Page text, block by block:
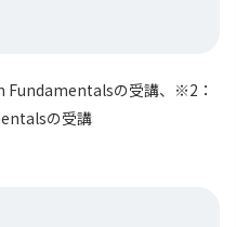
の受講、 ※2：
の受講